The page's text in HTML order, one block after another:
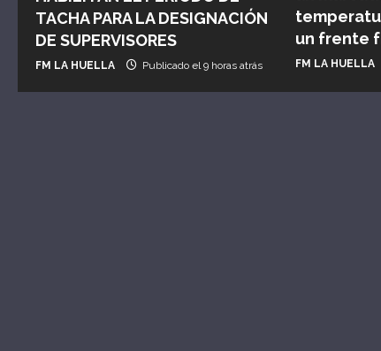
e
n
t
TACHA PARA LA DESIGNACIÓN
DE SUPERVISORES
FM LA HUELLA Publicado el 9 horas atrás
un frente
FM LA HUELLA